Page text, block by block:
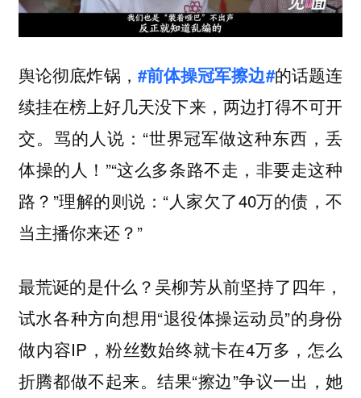
舆论彻底炸锅， #前体操冠军擦边#的话题连
续挂在榜上好几天没下来，两边打得不可开
交。骂的人说：“世界冠军做这种东西，丢
体操的人！”“这么多条路不走，非要走这种
路？”理解的则说：“人家欠了40万的债，不
当主播你来还？”
最荒诞的是什么？吴柳芳从前坚持了四年，
试水各种方向想用“退役体操运动员”的身份
做内容IP，粉丝数始终就卡在4万多，怎么
折腾都做不起来。结果“擦边”争议一出，她